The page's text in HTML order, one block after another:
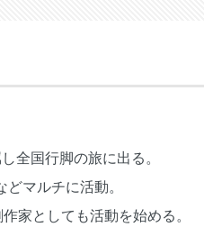
全国行脚の旅に出る。
マルチに活動。
家としても活動を始める。